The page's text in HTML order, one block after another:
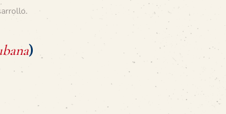
.
)